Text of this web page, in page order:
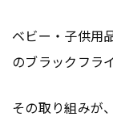
ベビー・子供用
のブラックフラ
その取り組みが